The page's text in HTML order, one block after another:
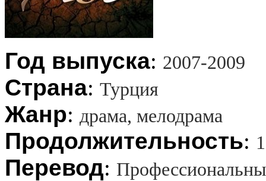
Год выпуска: 2007-2009
Страна: Турция
Жанр: драма, мелодрама
Продолжительность:
Перевод: